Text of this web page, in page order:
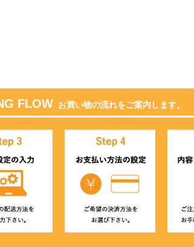
FLOW お買い物の流れをご案内します。